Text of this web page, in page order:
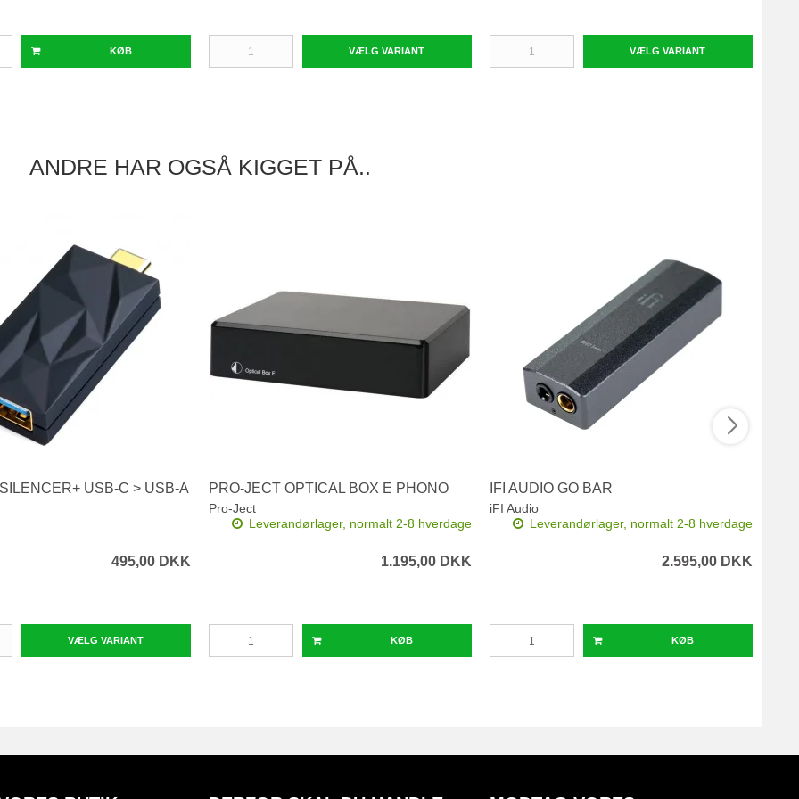
KØB VÆLG VARIANT VÆLG VARIANT
ANDRE HAR OGSÅ KIGGET PÅ..
USB-C > USB-A
495,00 DKK
VÆLG VARIANT
PRO-JECT OPTICAL BOX E PHONO
Pro-Ject
Leverandørlager, normalt 2-8 hverdage
1.195,00 DKK
KØB
IFI AUDIO GO BAR
iFI Audio
Leverandørlager, normalt 2-8 hverdage
2.595,00 DKK
KØB